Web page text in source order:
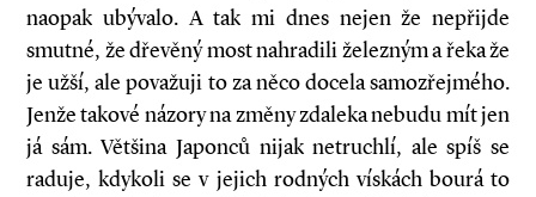
naopak ubývalo. A tak mi dnes nejen že nepřijde
smutné, že dřevěný most nahradili železným a řeka že
je užší, ale považuji to za něco docela samozřejmého.
Jenže takové názory na změny zdaleka nebudu mít jen
já sám. Většina Japonců nijak netruchlí, ale spíš se
raduje, kdykoli se v jejich rodných vískách bourá to